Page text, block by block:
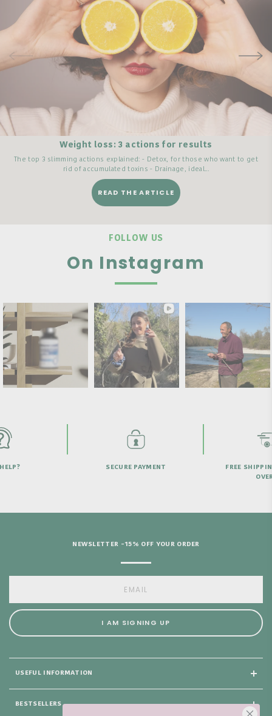
Weight loss: 3 actions for results
The top 3 slimming actions explained: - Detox, for those who want to get
rid of accumulated toxins - Drainage, ideal...
READ THE ARTICLE
FOLLOW US
On Instagram
SECURE PAYMENT
FREE
USEFUL INFORMATION
BESTSELLERS
NEWSLETTER -15% OFF YOUR ORDER
I AM SIGNING UP